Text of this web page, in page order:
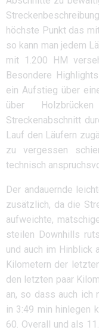
höchste Punkt das
so kann man jedem
mit 1.200 HM
Besondere
ein Aufstieg über
über
Streckenabschnitt
Lauf den Läufern
zu vergessen
technisch
Der andauernde
zusätzlich, da die
aufweichte,
steilen Downhills
und auch im Hinblick
Kilometern der
den letzten paar
an, so dass auch ich
in 3:49 min hinlegen
60. Overall und als